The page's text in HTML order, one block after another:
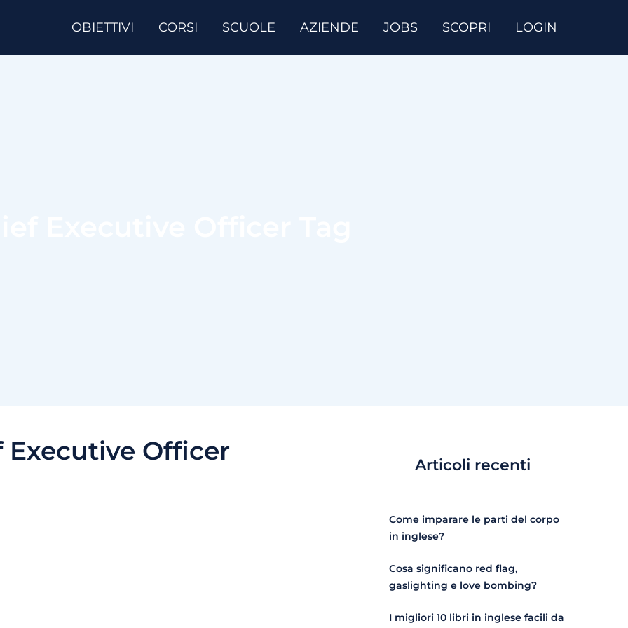
OBIETTIVI CORSI SCUOLE AZIENDE JOBS SCOPRI LOGIN
Executive Officer Articoli recenti
Come imparare le parti del corpo
in inglese?
Cosa significano red flag,
gaslighting e love bombing?
I migliori 10 libri in inglese facili da